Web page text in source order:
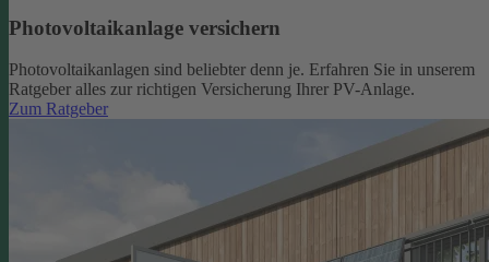
Photovoltaikanlage versichern
Photovoltaikanlagen sind beliebter denn je. Erfahren Sie in unserem
Ratgeber alles zur richtigen Versicherung Ihrer PV-Anlage.
Zum Ratgeber